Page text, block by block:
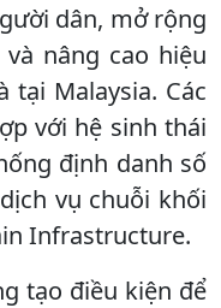
dân, mở rộng
nâng cao hiệu
Malaysia. Các
với hệ sinh thái
định danh số
vụ chuỗi khối
Infrastructure.
tạo điều kiện để